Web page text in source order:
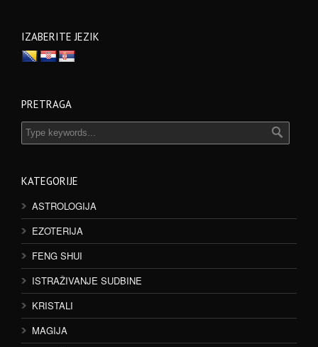
IZABERITE JEZIK
PRETRAGA
KATEGORIJE
ASTROLOGIJA
EZOTERIJA
FENG SHUI
ISTRAŽIVANJE SUDBINE
KRISTALI
MAGIJA